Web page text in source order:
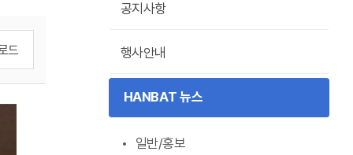
공지사항
행사안내
HANBAT 뉴스
일반/홍보
드